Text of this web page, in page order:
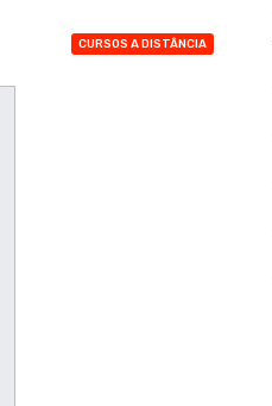
CURSOS A DISTÂNCIA